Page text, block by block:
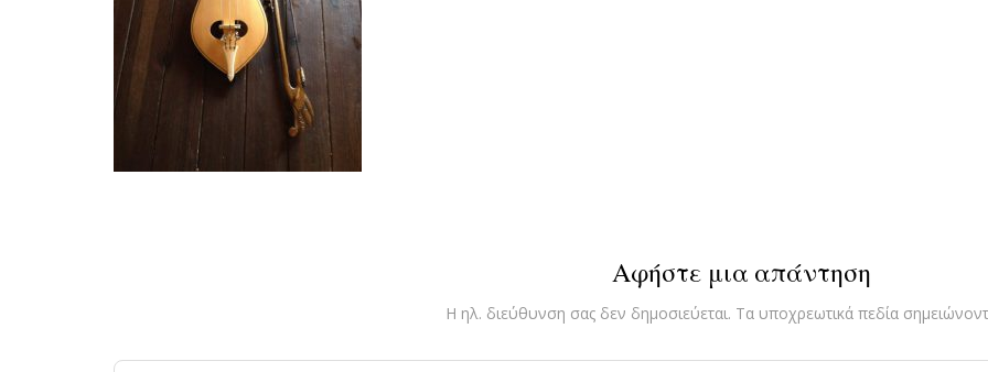
Αφήστε μια απάντηση
Η ηλ. διεύθυνση σας δεν δημοσιεύεται. Τα υποχρεωτικά πεδία